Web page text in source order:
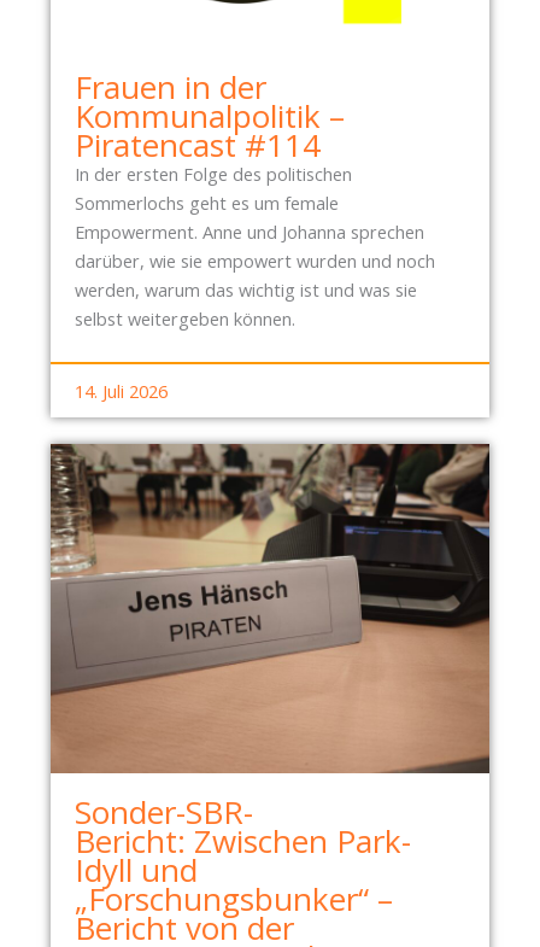
D
Frauen in der
Kommunalpolitik –
Piratencast #114
In der ersten Folge des politischen
Sommerlochs geht es um female
Empowerment. Anne und Johanna sprechen
darüber, wie sie empowert wurden und noch
werden, warum das wichtig ist und was sie
selbst weitergeben können.
14. Juli 2026
Sonder-SBR-
Bericht: Zwischen Park-
Idyll und
„Forschungsbunker“ –
Bericht von der